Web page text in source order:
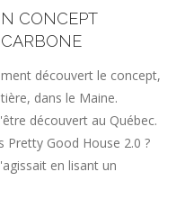
CONCEPT
découvert le concept,
dans le Maine.
découvert au Québec.
Pretty Good House 2.0 ?
en lisant un